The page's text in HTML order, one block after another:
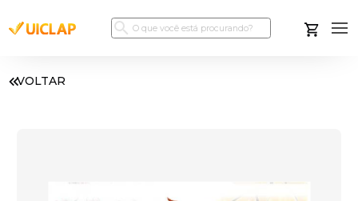
VOLTAR